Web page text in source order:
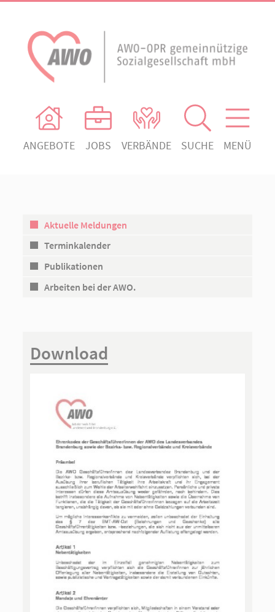
ANGEBOTE JOBS VERBÄNDE SUCHE MENÜ
AWO Ortsverein Rheinsberg
Aktuelle Meldungen
Terminkalender
Publikationen
Arbeiten bei der AWO.
Download